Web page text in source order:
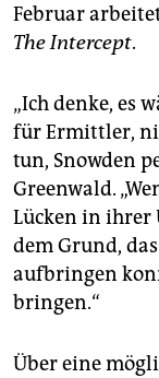
Februar
The Intercept.
„Ich denke, es
für Ermittler,
tun, Snowden
Greenwald.
Lücken in ihrer
dem Grund,
aufbringen
bringen.“
Über eine